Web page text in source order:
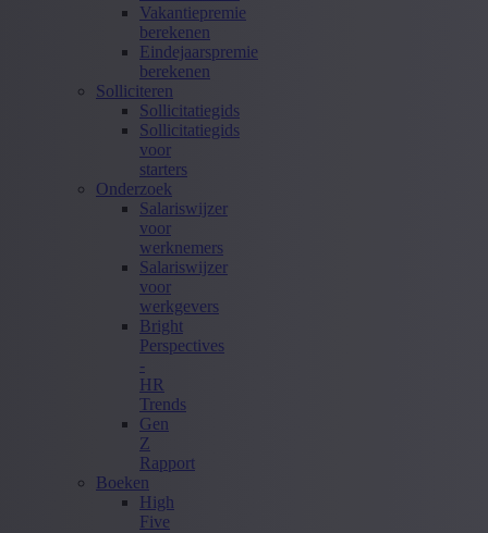
Vakantiepremie
berekenen
Eindejaarspremie
berekenen
Solliciteren
Sollicitatiegids
Sollicitatiegids
voor
starters
Onderzoek
Salariswijzer
voor
werknemers
Salariswijzer
voor
werkgevers
Bright
Perspectives
-
HR
Trends
Gen
Z
Rapport
Boeken
High
Five